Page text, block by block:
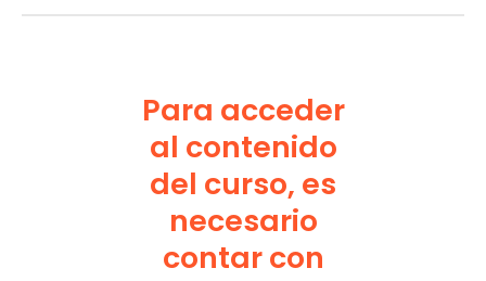
Para acceder
al contenido
del curso, es
necesario
contar con